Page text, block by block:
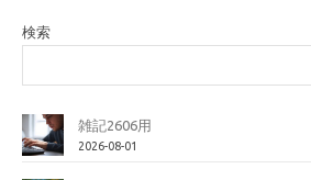
検索
雑記2606用
2026-08-01